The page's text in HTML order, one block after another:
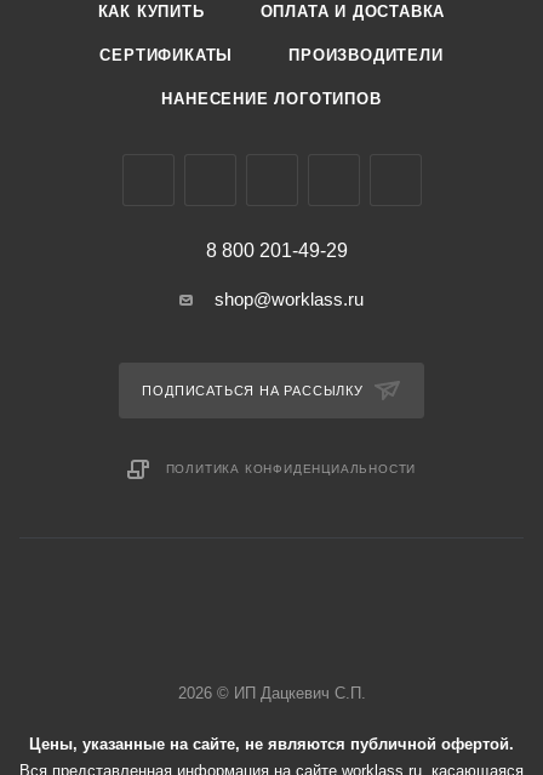
КАК КУПИТЬ ОПЛАТА И ДОСТАВКА
СЕРТИФИКАТЫ ПРОИЗВОДИТЕЛИ
НАНЕСЕНИЕ ЛОГОТИПОВ
8 800 201-49-29
shop@worklass.ru
ПОДПИСАТЬСЯ НА РАССЫЛКУ
ПОЛИТИКА КОНФИДЕНЦИАЛЬНОСТИ
2026 © ИП Дацкевич С.П.
Цены, указанные на сайте, не являются публичной офертой.
Вся представленная информация на сайте worklass.ru, касающаяся